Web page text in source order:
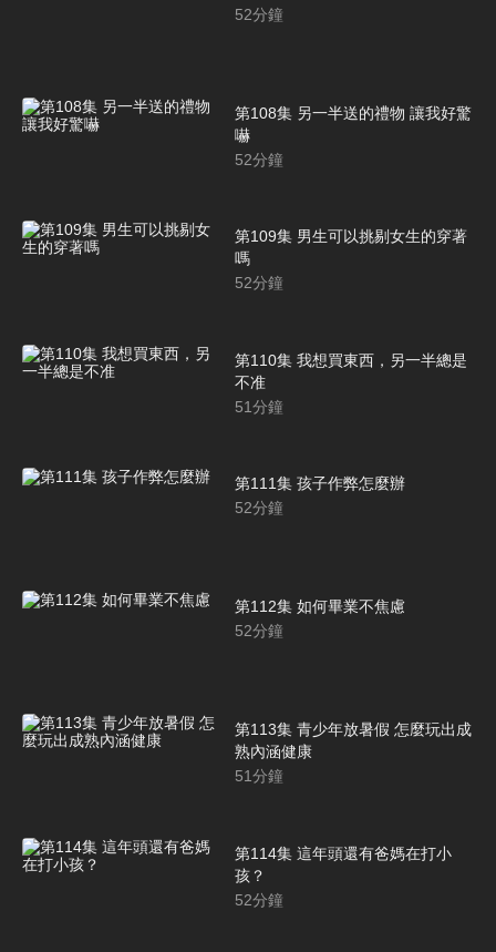
52分鐘
第108集 另一半送的禮物 讓我好驚
嚇
52分鐘
第109集 男生可以挑剔女生的穿著
嗎
52分鐘
第110集 我想買東西，另一半總是
不准
51分鐘
第111集 孩子作弊怎麼辦
52分鐘
第112集 如何畢業不焦慮
52分鐘
第113集 青少年放暑假 怎麼玩出成
熟內涵健康
51分鐘
第114集 這年頭還有爸媽在打小
孩？
52分鐘